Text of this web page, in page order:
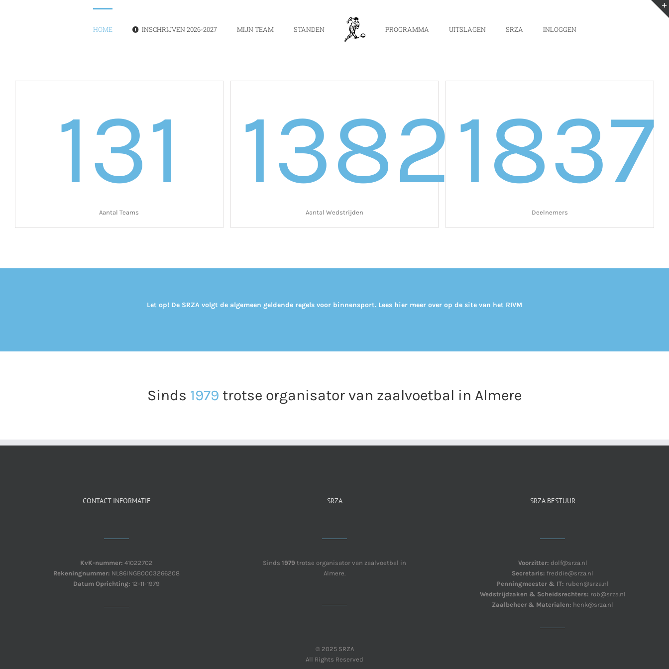
HOME INSCHRIJVEN 2026-2027 MIJN TEAM STANDEN PROGRAMMA UITSLAGEN SRZA INLOGGEN
131
Aantal Teams
1382
Aantal Wedstrijden
1837
Deelnemers
Let op! De SRZA volgt de algemeen geldende regels voor binnensport. Lees hier meer over op de site van het RIVM
Sinds 1979 trotse organisator van zaalvoetbal in Almere
CONTACT INFORMATIE
KvK-nummer: 41022702
Rekeningnummer: NL86INGB0003266208
Datum Oprichting: 12-11-1979
SRZA
Sinds 1979 trotse organisator van zaalvoetbal in
Almere.
© 2025 SRZA
All Rights Reserved
SRZA BESTUUR
Voorzitter: dolf@srza.nl
Secretaris: freddie@srza.nl
Penningmeester & IT: ruben@srza.nl
Wedstrijdzaken & Scheidsrechters: rob@srza.nl
Zaalbeheer & Materialen: henk@srza.nl